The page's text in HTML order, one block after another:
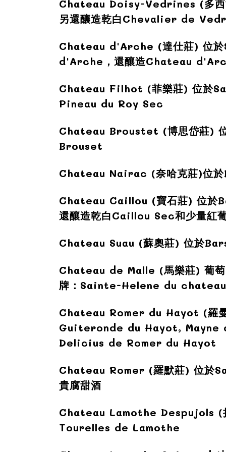
Chateau Doisy-Vedrines (多
另還釀造乾白Chevalier de
Chateau d'Arche (達仕莊) 位
d'Arche，還釀造Chateau
Chateau Filhot (菲樂莊) 位於
Pineau du Roy Sec
Chateau Broustet (博思岱莊)
Brouset
Chateau Nairac (奈哈克莊)位
Chateau Caillou (寶石莊) 位於
還釀造乾白Caillou Sec和少量紅
Chateau Suau (蘇奧莊) 位於
Chateau de Malle (馬樂莊) 葡
牌：Sainte-Helene du
Chateau Romer du Hayot (羅
Guiteronde du Hayot, Mayne
Delicius de Romer du Hayot
Chateau Romer (羅默莊) 位於
貴腐甜酒
Chateau Lamothe Despujols (
Tourelles de Lamothe